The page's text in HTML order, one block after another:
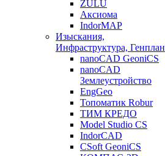
ZULU
Аксиома
IndorMAP
Изыскания,
Инфраструктура, Генплан
nanoCAD GeoniCS
nanoCAD
Землеустройство
EngGeo
Топоматик Robur
ТИМ КРЕДО
Model Studio CS
IndorCAD
CSoft GeoniCS